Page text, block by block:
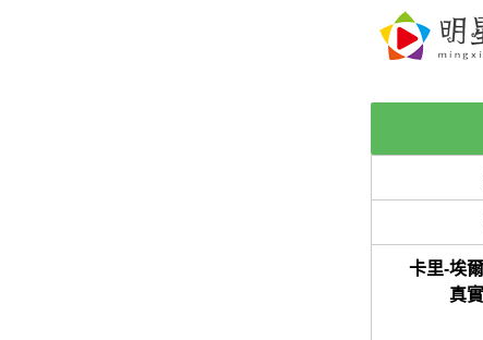
卡里-埃
真